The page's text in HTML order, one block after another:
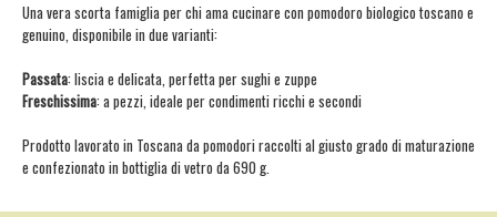
Una vera scorta famiglia per chi ama cucinare con pomodoro biologico toscano e
genuino, disponibile in due varianti:
Passata: liscia e delicata, perfetta per sughi e zuppe
Freschissima: a pezzi, ideale per condimenti ricchi e secondi
Prodotto lavorato in Toscana da pomodori raccolti al giusto grado di maturazione
e confezionato in bottiglia di vetro da 690 g.